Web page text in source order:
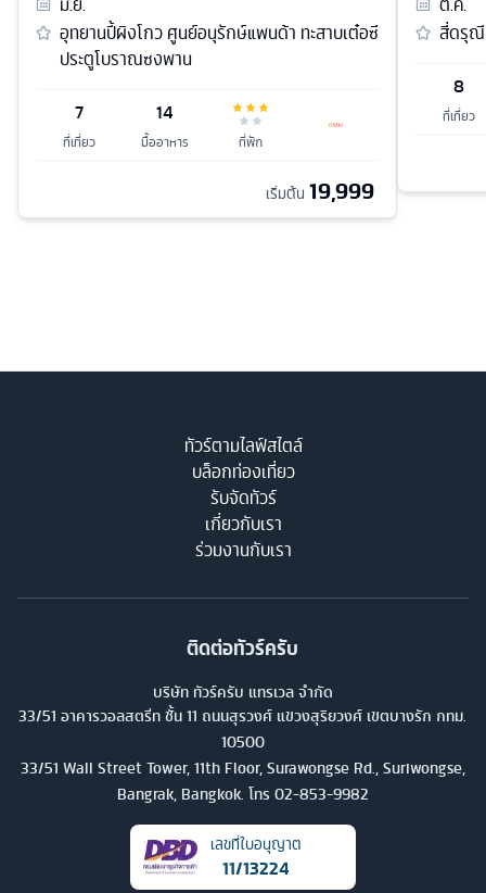
อุทยานปี้ผิงโกว ศูนย์อนุรักษ์แพนด้า ทะสาบเต๋อซี
ประตูโบราณซงพาน
7
ที่เที่ยว
14
มื้ออาหาร ที่พัก
เริ่มต้น 19,999
สี่ดรุณี
8
ที่เที่ยว
ทัวร์ตามไลฟ์สไตล์
บล็อกท่องเที่ยว
รับจัดทัวร์
เกี่ยวกับเรา
ร่วมงานกับเรา
ติดต่อทัวร์ครับ
บริษัท ทัวร์ครับ แทรเวล จำกัด
33/51 อาคารวอลสตรีท ชั้น 11 ถนนสุรวงศ์ แขวงสุริยวงศ์ เขตบางรัก กทม.
10500
33/51 Wall Street Tower, 11th Floor, Surawongse Rd., Suriwongse,
Bangrak, Bangkok. โทร 02-853-9982
เลขที่ใบอนุญาต
11/13224